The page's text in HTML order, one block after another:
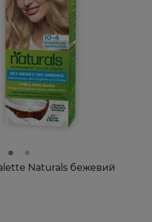
Naturals бежевий